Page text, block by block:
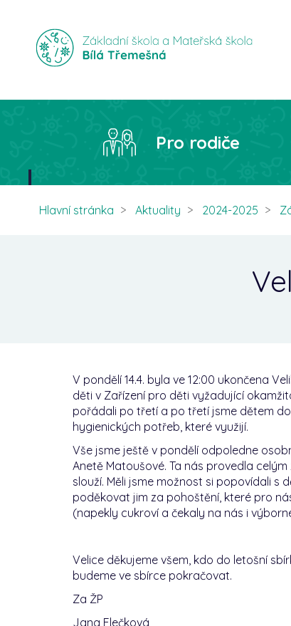
Pro rodiče
Hlavní stránka Aktuality 2024-2025
V pondělí 14.4. byla ve 12:00 ukončena
děti v Zařízení pro děti vyžadující
pořádali po třetí a po třetí jsme dětem
hygienických potřeb, které využijí.
Vše jsme ještě v pondělí odpoledne
Anetě Matoušové. Ta nás provedla
slouží. Měli jsme možnost si popovídali s
poděkovat jim za pohoštění, které pro
(napekly cukroví a čekaly na nás i
Velice děkujeme všem, kdo do letošní
budeme ve sbírce pokračovat.
Za ŽP
Jana Flečková